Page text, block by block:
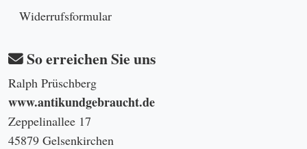
Widerrufsformular
So erreichen Sie uns
Ralph Prüschberg
www.antikundgebraucht.de
Zeppelinallee 17
45879 Gelsenkirchen